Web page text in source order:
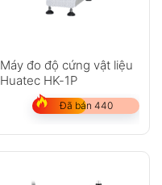
Máy đo độ cứng vật liệu
Huatec HK-1P
Đã bán 440